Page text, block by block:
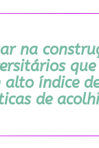
na
índice
de